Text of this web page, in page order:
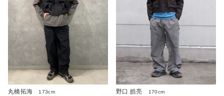
丸橋拓海
173cm
野口 皓亮
170cm